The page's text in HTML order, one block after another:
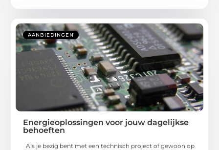
AANBIEDINGEN
Energieoplossingen voor jouw dagelijkse
behoeften
Als je bezig bent met een technisch project of gewoon op